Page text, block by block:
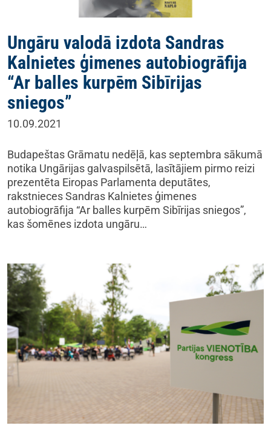
Ungāru valodā izdota Sandras
Kalnietes ģimenes autobiogrāfija
“Ar balles kurpēm Sibīrijas
sniegos”
10.09.2021
Budapeštas Grāmatu nedēļā, kas septembra sākumā
notika Ungārijas galvaspilsētā, lasītājiem pirmo reizi
prezentēta Eiropas Parlamenta deputātes,
rakstnieces Sandras Kalnietes ģimenes
autobiogrāfija “Ar balles kurpēm Sibīrijas sniegos”,
kas šomēnes izdota ungāru…